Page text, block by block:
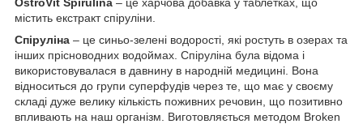
містить екстракт спіруліни.
Спіруліна – це синьо-зелені водорості, які ростуть в озерах та
інших прісноводних водоймах. Спіруліна була відома і
використовувалася в давнину в народній медицині. Вона
відноситься до групи суперфудів через те, що має у своєму
складі дуже велику кількість поживних речовин, що позитивно
впливають на наш організм. Виготовляється методом Broken